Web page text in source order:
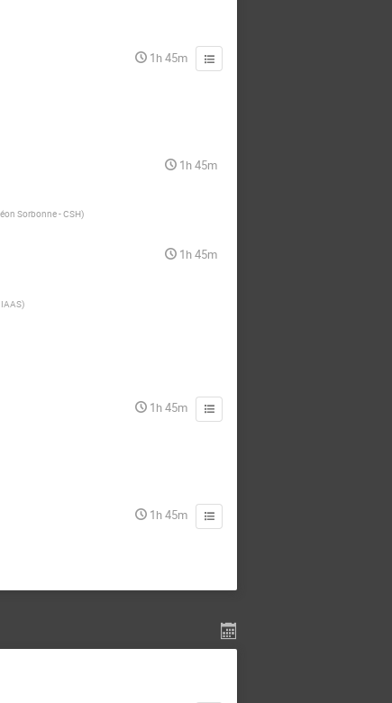
1h 45m
1h 45m
Sorbonne - CSH)
1h 45m
)
1h 45m
1h 45m